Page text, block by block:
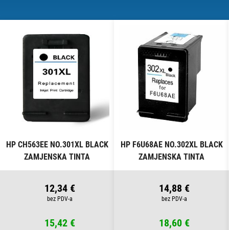
HP CH563EE NO.301XL BLACK
ZAMJENSKA TINTA
12,34 €
15,42 €
HP F6U68AE NO.302XL BLACK
ZAMJENSKA TINTA
14,88 €
18,60 €